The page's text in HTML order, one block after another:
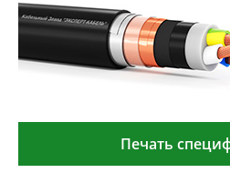
Печать